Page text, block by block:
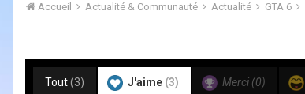
Accueil Actualité & Communauté Actualité GTA 6
Tout(3) J'aime (3) Merci (0)